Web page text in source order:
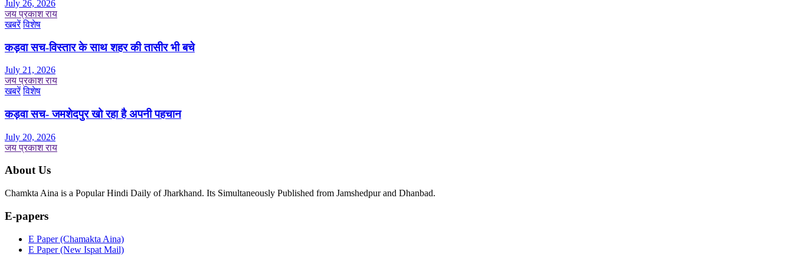
July 26, 2026
जय प्रकाश राय
खबरें विशेष
कड़वा सच-विस्तार के साथ शहर की तासीर भी बचे
July 21, 2026
जय प्रकाश राय
खबरें विशेष
कड़वा सच- जमशेदपुर खो रहा है अपनी पहचान
July 20, 2026
जय प्रकाश राय
About Us
Chamkta Aina is a Popular Hindi Daily of Jharkhand. Its Simultaneously Published from Jamshedpur and Dhanbad.
E-papers
E Paper (Chamakta Aina)
E Paper (New Ispat Mail)